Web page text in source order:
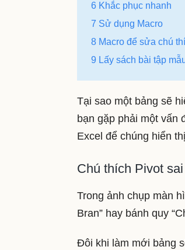
6 Khắc phục nhanh
7 Sử dụng Macro
8 Macro để sửa chú
9 Lấy sách bài tập
Tại sao một bảng sẽ
bạn gặp phải một vấn
Excel để chúng hiển
Chú thích Pivot sai
Trong ảnh chụp màn
Bran” hay bánh quy
Đôi khi làm mới bảng